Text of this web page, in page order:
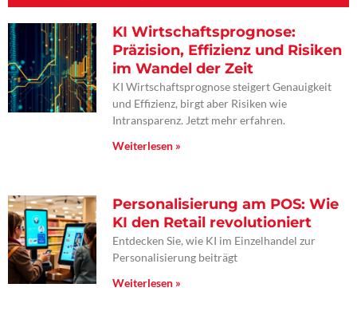
KI Wirtschaftsprognose:
Präzision, Effizienz und Risiken
im Wandel der Zeit
KI Wirtschaftsprognose steigert Genauigkeit
und Effizienz, birgt aber Risiken wie
Intransparenz. Jetzt mehr erfahren.
Weiterlesen »
Personalisierung am POS: Wie
KI den Retail revolutioniert
Entdecken Sie, wie KI im Einzelhandel zur
Personalisierung beiträgt
Weiterlesen »